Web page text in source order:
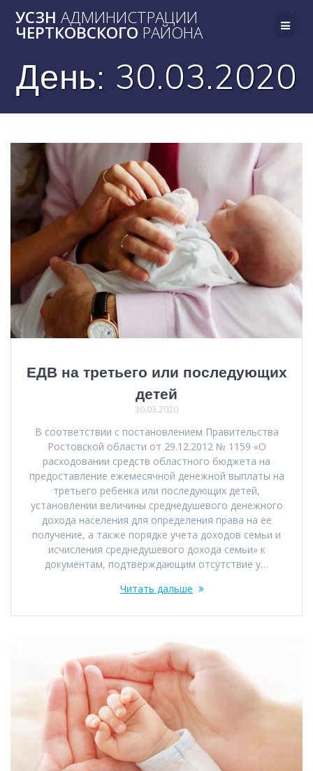
to
content
УСЗН АДМИНИСТРАЦИИ
ЧЕРТКОВСКОГО РАЙОНА
День: 30.03.2020
ЕДВ на третьего или последующих
детей
30.03.2020
В соответствии с постановлением Правительства
Ростовской области от 29.12.2012 № 1159 «О
расходовании средств областного бюджета на
предоставление ежемесячной денежной выплаты на
третьего ребенка или последующих детей,
установлении величины среднедушевого денежного
дохода населения для определения права на ее
получение, а также порядке учета доходов семьи и
исчисления среднедушевого дохода семьи» к
документам, подтверждающим отсутствие у…
Читать дальше